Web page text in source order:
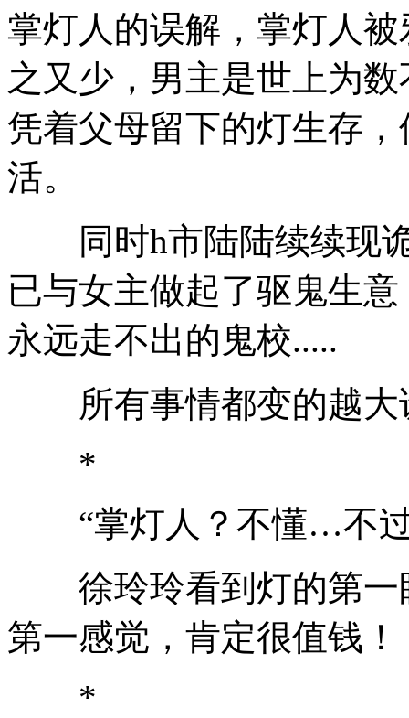
掌灯人的误解，掌灯人
之又少，男主是世上为
凭着父母留下的灯生存
活。
同时h市陆陆续续现诡
已与女主做起了驱鬼生
永远走不出的鬼校.....
所有事情都变的越
*
“掌灯人？不懂…不过
徐玲玲看到灯的第一
第一感觉，肯定很值钱！
*